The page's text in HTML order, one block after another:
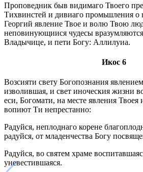
Проповедник быв видимаго Твоего
Тихвинстей и дивиаго промьшления о
Георгий явление Твое и волю Твою
неповинующиися чудесы
Владычице, и пети Богу: Аллилуиа.
Икос 6
Возсияти свету Богопознания
изволившая, и свет иноческия жизни
еси, Богомати, на месте явления
вопиют Ти непрестанно:
Радуйся, неплоднаго корене
радуйся, от младенчества Богу
Радуйся, во святем храме
уневестившаяся.